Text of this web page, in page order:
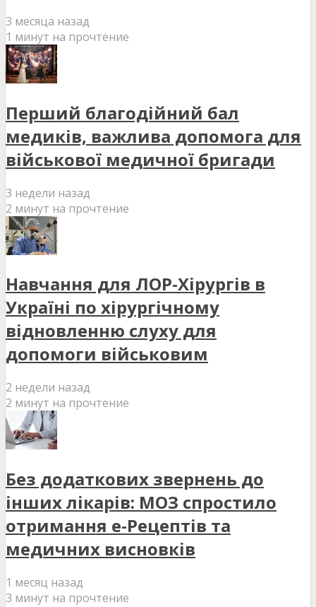
3 месяца назад
1 минут на прочтение
Перший благодійний бал
медиків, важлива допомога для
військової медичної бригади
3 недели назад
2 минут на прочтение
Навчання для ЛОР-Хірургів в
Україні по хірургічному
відновленню слуху для
допомоги військовим
2 недели назад
2 минут на прочтение
Без додаткових звернень до
інших лікарів: МОЗ спростило
отримання е-Рецептів та
медичних висновків
1 месяц назад
3 минут на прочтение